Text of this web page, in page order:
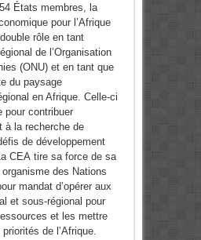
États membres, la
pour l’Afrique
rôle en tant
de l’Organisation
(ONU) et en tant que
du paysage
en Afrique. Celle-ci
pour contribuer
à la recherche de
de développement
CEA tire sa force de sa
des Nations
mandat d’opérer aux
et sous-régional pour
et les mettre
de l’Afrique.